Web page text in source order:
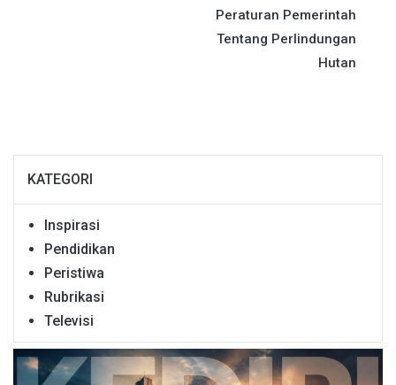
Peraturan Pemerintah
Tentang Perlindungan
Hutan
KATEGORI
Inspirasi
Pendidikan
Peristiwa
Rubrikasi
Televisi